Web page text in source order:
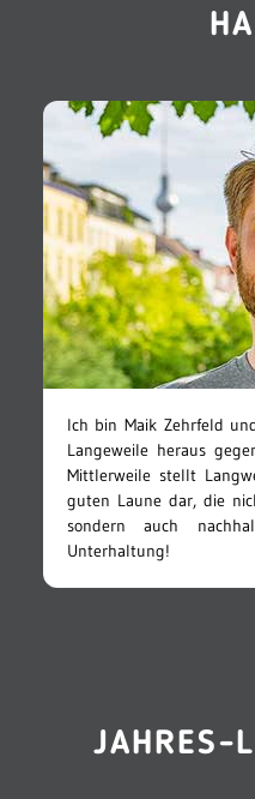
Ich bin Maik Zehrfeld
Langeweile heraus
Mittlerweile stellt
guten Laune dar, die
sondern auch
Unterhaltung!
JAHRES-